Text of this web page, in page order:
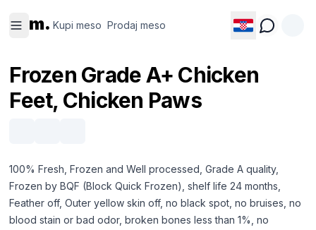
m. Kupi meso Prodaj meso
meso
meso
Frozen Grade A+ Chicken
Feet, Chicken Paws
100% Fresh, Frozen and Well processed, Grade A quality,
Frozen by BQF (Block Quick Frozen), shelf life 24 months,
Feather off, Outer yellow skin off, no black spot, no bruises, no
blood stain or bad odor, broken bones less than 1%, no